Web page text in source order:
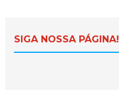
SIGA NOSSA PÁGINA!